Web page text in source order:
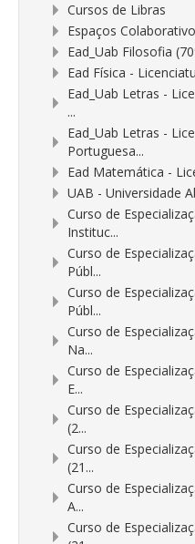
Cursos de Libras
Espaços
Ead_Uab Filosofia
Ead Física -
Ead_Uab Letras -
...
Ead_Uab Letras -
Portuguesa...
Ead Matemática -
UAB - Universidade
Curso de
Instituc...
Curso de
Públ...
Curso de
Públ...
Curso de
Na...
Curso de
E...
Curso de
(2...
Curso de
(21...
Curso de
A...
Curso de